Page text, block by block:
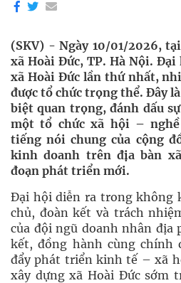
(SKV) - Ngày 10/01/2026,
xã Hoài Đức, TP. Hà Nội.
xã Hoài Đức lần thứ nhất,
được tổ chức trọng thể. Đây
biệt quan trọng, đánh dấu
một tổ chức xã hội –
tiếng nói chung của cộng
kinh doanh trên địa bàn
đoạn phát triển mới.
Đại hội diễn ra trong không
chủ, đoàn kết và trách
của đội ngũ doanh nhân địa
kết, đồng hành cùng chính
đẩy phát triển kinh tế – xã
xây dựng xã Hoài Đức sớm